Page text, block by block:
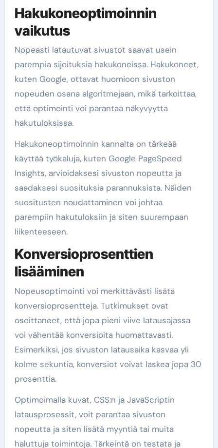
Hakukoneoptimoinnin
vaikutus
Nopeasti latautuvat sivustot saavat usein
parempia sijoituksia hakukoneissa. Hakukoneet,
kuten Google, ottavat huomioon sivuston
nopeuden osana algoritmejaan, mikä tarkoittaa,
että optimointi voi parantaa näkyvyyttä
hakutuloksissa.
Hakukoneoptimoinnin kannalta on tärkeää
käyttää työkaluja, kuten Google PageSpeed
Insights, arvioidaksesi sivuston nopeutta ja
saadaksesi suosituksia parannuksista. Näiden
suositusten noudattaminen voi johtaa
parempiin hakutuloksiin ja siten suurempaan
liikenteeseen.
Konversioprosenttien
lisääminen
Nopeusoptimointi voi merkittävästi lisätä
konversioprosentteja. Tutkimukset ovat
osoittaneet, että jopa pieni viive latausajassa
voi vähentää konversioita huomattavasti.
Esimerkiksi, jos sivuston latausaika kasvaa yli
kolme sekuntia, konversiot voivat laskea jopa 30
prosenttia.
Optimoimalla kuvat, CSS:n ja JavaScriptin
latausprosessit, voit parantaa sivuston
nopeutta ja siten lisätä myyntiä tai muita
haluttuja toimintoja. Tärkeintä on testata ja